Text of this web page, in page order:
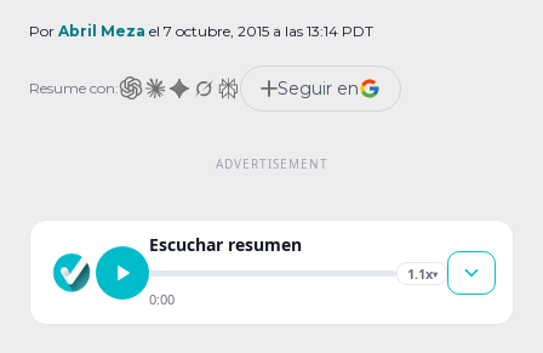
personificando a Dalton Trumbo, un escritor
encarcelado, exiliado y a quien las
autoridades estadounidenses le prohibieron
Por Abril Meza el 7 octubre, 2015 a las 13:14 PDT
Resume con: Seguir en
Escuchar resumen
1.1x▾
0:00